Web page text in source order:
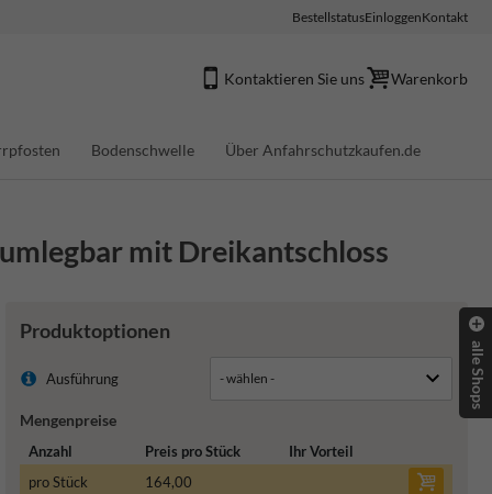
BestellstatusEinloggenKontakt
Kontaktieren Sie uns Warenkorb
Bodenschwelle Über Anfahrschutzkaufen.de
mit Dreikantschloss
Produktoptionen
Ausführung
Mengenpreise
Anzahl Preis pro Stück
Ihr Vorteil
pro Stück
164,00
alle Shops